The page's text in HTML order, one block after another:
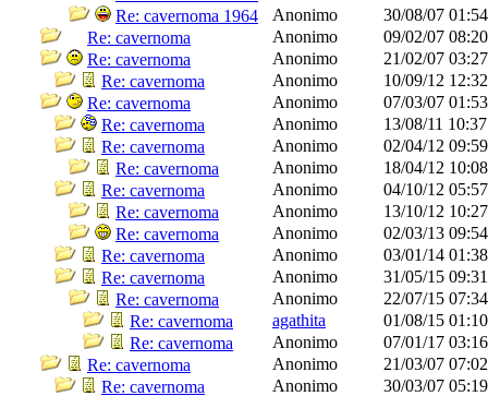
Re: cavernoma 1964
Anonimo 30/08/07
Re: cavernoma
Anonimo 09/02/07
Re: cavernoma
Anonimo 21/02/07
Re: cavernoma
Anonimo 10/09/12
Re: cavernoma
Anonimo 07/03/07
Re: cavernoma
Anonimo 13/08/11
Re: cavernoma
Anonimo 02/04/12
Re: cavernoma
Anonimo 18/04/12
Re: cavernoma
Anonimo 04/10/12
Re: cavernoma
Anonimo 13/10/12
Re: cavernoma
Anonimo 02/03/13
Re: cavernoma
Anonimo 03/01/14
Re: cavernoma
Anonimo 31/05/15
Re: cavernoma
Anonimo 22/07/15
Re: cavernoma
agathita 01/08/15
Re: cavernoma
Anonimo 07/01/17
Re: cavernoma
Anonimo 21/03/07
Re: cavernoma
Anonimo 30/03/07